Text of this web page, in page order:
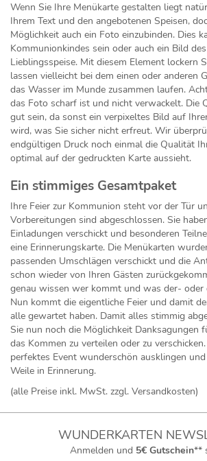
Wenn Sie Ihre Menükarte gestalten liegt
Ihrem Text und den angebotenen Speisen,
Möglichkeit auch ein Foto einzubinden. Dies
Kommunionkindes sein oder auch ein Bild
Lieblingsspeise. Mit diesem Element lockern
lassen vielleicht bei dem einen oder anderen
das Wasser im Munde zusammen laufen.
das Foto scharf ist und nicht verwackelt. Die
gut sein, da sonst ein verpixeltes Bild auf
wird, was Sie sicher nicht erfreut. Wir
endgültigen Druck noch einmal die Qualität
optimal auf der gedruckten Karte aussieht.
Ein stimmiges Gesamtpaket
Ihre Feier zur Kommunion steht vor der Tür
Vorbereitungen sind abgeschlossen. Sie
Einladungen verschickt und besonderen
eine Erinnerungskarte. Die Menükarten
passenden Umschlägen verschickt und die
schon wieder von Ihren Gästen
genau wissen wer kommt und was der- oder
Nun kommt die eigentliche Feier und damit
alle gewartet haben. Damit alles stimmig
Sie nun noch die Möglichkeit Danksagungen
das Kommen zu verteilen oder zu
perfektes Event wunderschön ausklingen
Weile in Erinnerung.
(alle Preise inkl. MwSt. zzgl. Versandkosten)
WUNDERKARTEN
Anmelden und 5€ Gutschein**